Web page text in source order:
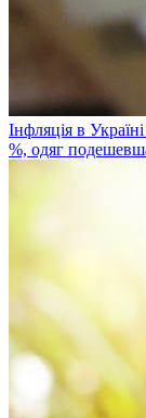
Інфляція в
%, одяг